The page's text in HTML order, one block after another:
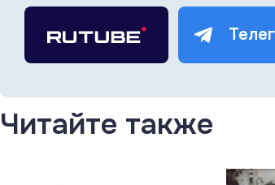
Читайте также